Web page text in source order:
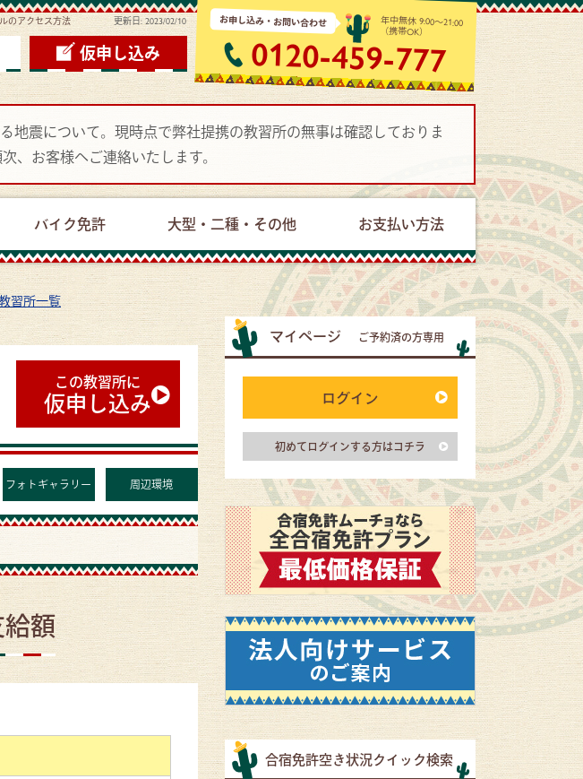
のアクセス方法 更新日: 2023/02/10
仮申し込み
お申し込み・お問い合わせ 年中無休 9:00～21:00
（携帯OK）
0120-459-777
地震について。現時点で弊社提携の教習所の無事は確認しておりま
、お客様へご連絡いたします。
バイク免許 大型・二種・その他 お支払い方法
習所一覧
この教習所に
仮申し込み
フォトギャラリー 周辺環境
額
マイページ ご予約済の方専用
ログイン
初めてログインする方はコチラ
合宿免許空き状況クイック検索